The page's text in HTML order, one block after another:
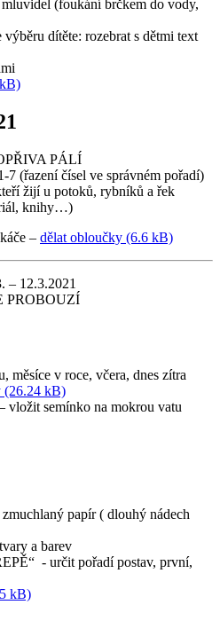
mluvidel (foukání brčkem do vody,
dítěte: rozebrat s dětmi text
PÁLÍ
7 (řazení čísel ve správném pořadí)
žijí u potoků, rybníků a řek
knihy…)
– dělat obloučky (6.6 kB)
– 12.3.2021
PROBOUZÍ
měsíce v roce, včera, dnes zítra
(26.24 kB)
vložit semínko na mokrou vatu
papír ( dlouhý nádech
a barev
- určit pořadí postav, první,
kB)